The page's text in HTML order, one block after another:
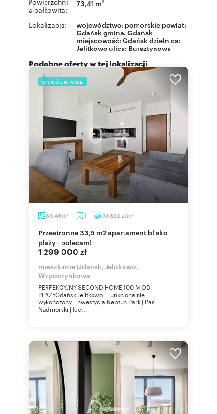
Powierzchni
a całkowita:
73,41 m2
Lokalizacja: województwo: pomorskie powiat:
Gdańsk gmina:Gdańsk
miejscowość: Gdańsk dzielnica:
Jelitkowo ulica: Bursztynowa
Podobne oferty w tej lokalizacji
WYRÓŻNIONE
33,46 m2 1 38 822 zł/m2
Przestronne 33,5 m2 apartament blisko
plaży - polecam!
1 299 000 zł
mieszkanie Gdańsk, Jelitkowo,
Wypoczynkowa
PERFEKCYJNY SECOND HOME 100 M OD
PLAŻYGdańsk Jelitkowo | Funkcjonalnie
wykończony | Inwestycja Neptun Park | Pas
Nadmorski | Ide...